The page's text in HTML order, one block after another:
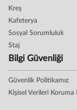
Kreş
Kafeterya
Sosyal Sorumluluk
Staj
Bilgi Güvenliği
Güvenlik Politikamız
Kişisel Verileri Koruma